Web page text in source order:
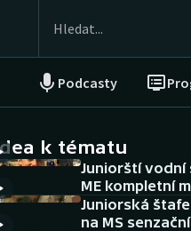
Podcasty
NEPŘEHLÉDNĚTE
Historické návraty
Aplikace ČT sport
k tématu
Juniorští vodní
ME kompletní
Juniorská
na MS